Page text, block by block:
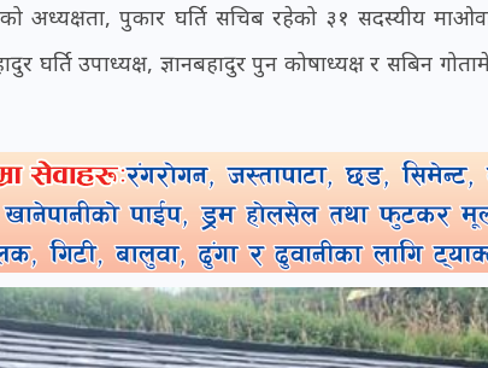
अध्यक्षता, पुकार घर्ति सचिब रहेको ३१ सदस्यीय
घर्ति उपाध्यक्ष, ज्ञानबहादुर पुन कोषाध्यक्ष र सबिन